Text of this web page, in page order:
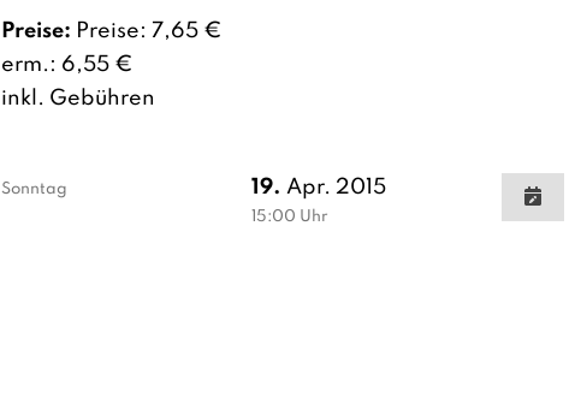
Preise: Preise: 7,65 €
erm.: 6,55 €
inkl. Gebühren
Sonntag 19. Apr. 2015
15:00 Uhr